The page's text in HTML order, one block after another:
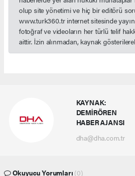
olup site yönetimi ve hiç bir editörü
www.turk360.tr internet sitesinde
fotoğraf ve videoların her türlü telif
aittir. İzin alınmadan, kaynak
KAYNAK:
DEMİRÖREN
HABER AJANSI
dha@dha.com.tr
Okuyucu Yorumları (0)